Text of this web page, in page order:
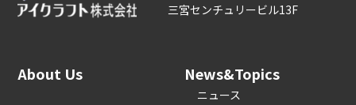
三宮センチュリービル13F
About Us News&Topics
ニュース